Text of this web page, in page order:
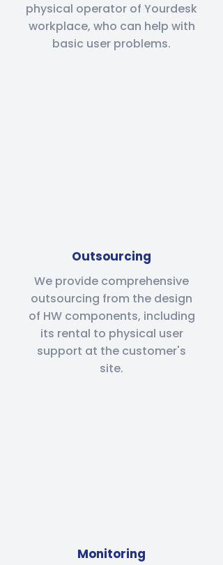
physical operator of Yourdesk
workplace, who can help with
basic user problems.
Outsourcing
We provide comprehensive
outsourcing from the design
of HW components, including
its rental to physical user
support at the customer's
site.
Monitoring